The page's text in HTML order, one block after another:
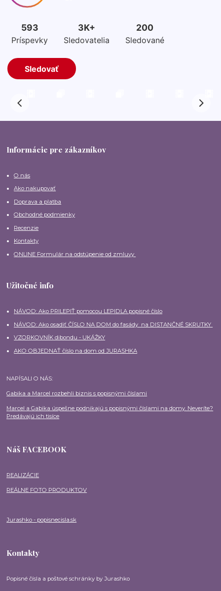
Informácie pre zákazníkov
O nás
Ako nakupovať
Doprava a platba
Obchodné podmienky
Recenzie
Kontakty
ONLINE Formulár na odstúpenie od zmluvy
Užitočné info
NÁVOD: Ako PRILEPIŤ pomocou LEPIDLA popisné číslo
NÁVOD: Ako osadiť ČÍSLO NA DOM do fasády na DISTANČNÉ SKRUTKY
VZORKOVNÍK dibondu - UKÁŽKY
AKO OBJEDNAŤ číslo na dom od JURASHKA
NAPÍSALI O NÁS:
Gabika a Marcel rozbehli biznis s popisnými číslami
Marcel a Gabika úspešne podnikajú s popisnými číslami na domy. Neveríte?
Predávajú ich tisíce
Náš FACEBOOK
REALIZÁCIE
REÁLNE FOTO PRODUKTOV
Jurashko - popisnecisla.sk
Kontakty
Popisné čísla a poštové schránky by Jurashko